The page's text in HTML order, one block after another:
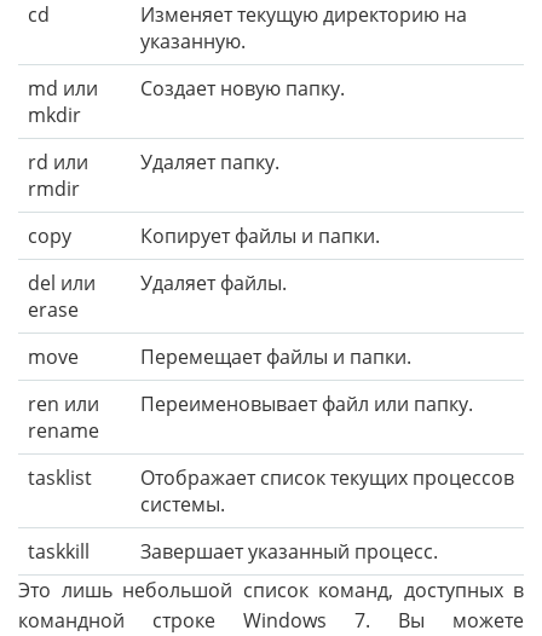
cd
Изменяет текущую директорию на
указанную.
md или
mkdir
Создает новую папку.
rd или
rmdir
Удаляет папку.
copy
Копирует файлы и папки.
del или
erase
Удаляет файлы.
move
Перемещает файлы и папки.
ren или
rename
Переименовывает файл или папку.
tasklist
Отображает список текущих процессов
системы.
taskkill
Завершает указанный процесс.
Это лишь небольшой список команд, доступных в
командной строке Windows 7. Вы можете